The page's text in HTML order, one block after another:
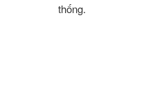
thống.